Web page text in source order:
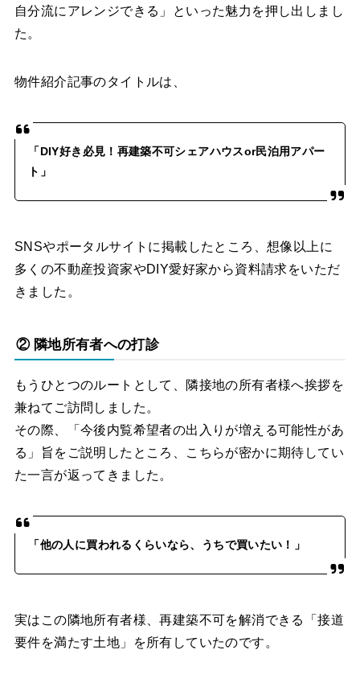
自分流にアレンジできる」といった魅力を押し出しまし
た。
物件紹介記事のタイトルは、
「DIY好き必見！再建築不可シェアハウスor民泊用アパー
ト」
SNSやポータルサイトに掲載したところ、想像以上に
多くの不動産投資家やDIY愛好家から資料請求をいただ
きました。
② 隣地所有者への打診
もうひとつのルートとして、隣接地の所有者様へ挨拶を
兼ねてご訪問しました。
その際、「今後内覧希望者の出入りが増える可能性があ
る」旨をご説明したところ、こちらが密かに期待してい
た一言が返ってきました。
「他の人に買われるくらいなら、うちで買いたい！」
実はこの隣地所有者様、再建築不可を解消できる「接道
要件を満たす土地」を所有していたのです。